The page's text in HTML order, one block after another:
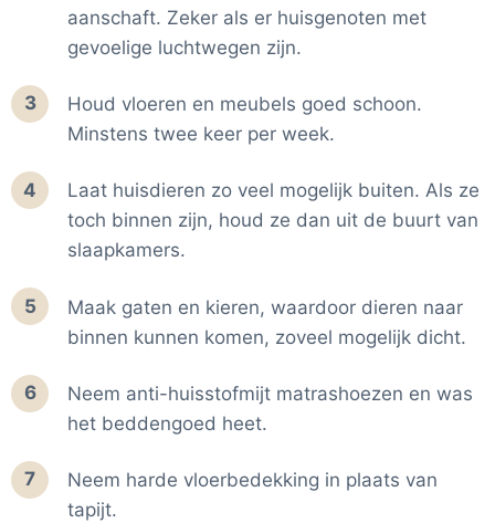
aanschaft. Zeker als er huisgenoten met
gevoelige luchtwegen zijn.
3
Houd vloeren en meubels goed schoon.
Minstens twee keer per week.
4
Laat huisdieren zo veel mogelijk buiten. Als ze
toch binnen zijn, houd ze dan uit de buurt van
slaapkamers.
5
Maak gaten en kieren, waardoor dieren naar
binnen kunnen komen, zoveel mogelijk dicht.
6
Neem anti-huisstofmijt matrashoezen en was
het beddengoed heet.
7
Neem harde vloerbedekking in plaats van
tapijt.